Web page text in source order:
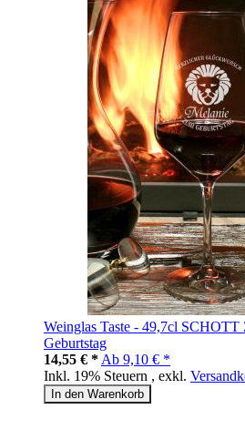
Weinglas Taste - 49,7cl
Geburtstag
14,55 € * Ab 9,10 € *
Inkl. 19% Steuern , exkl.
In den Warenkorb